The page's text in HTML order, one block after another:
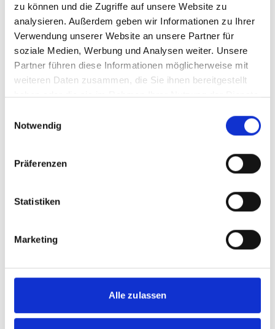
zu können und die Zugriffe auf unsere Website zu
analysieren. Außerdem geben wir Informationen zu Ihrer
Verwendung unserer Website an unsere Partner für
soziale Medien, Werbung und Analysen weiter. Unsere
Partner führen diese Informationen möglicherweise mit
weiteren Daten zusammen, die Sie ihnen bereitgestellt
haben oder die sie im Rahmen Ihrer Nutzung der Dienste
Notwendig
Präferenzen
Statistiken
Marketing
Alle zulassen
internationale Top-Ligen oder die spannenden
Entwicklungen in den unteren Ligen – wir haben sie
alle!
Exklusive Hintergrundberichte:Erhalte
Einblicke in das Innenleben der Vereine und das
wahre Geschehen hinter den Kulissen.
Detaillierte Analysen:
Bewertungen und Statistiken bieten dir eine
Diskussionen.
großen Namen des Fußballs bewegt – direkt aus
Sei deiner Zeit voraus – mit präziser und schneller
Niemand verpasst gern ein wichtiges Tor oder die
neuesten Entwicklungen im Lieblingsverein. Unser